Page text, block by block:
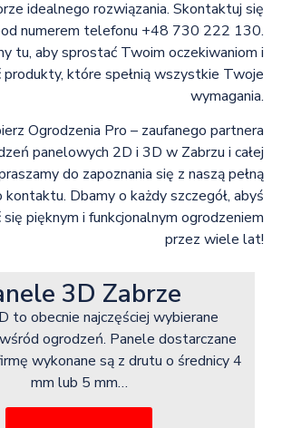
idealnego rozwiązania. Skontaktuj się
numerem telefonu +48 730 222 130.
tu, aby sprostać Twoim oczekiwaniom i
produkty, które spełnią wszystkie Twoje
wymagania.
Ogrodzenia Pro – zaufanego partnera
panelowych 2D i 3D w Zabrzu i całej
do zapoznania się z naszą pełną
Dbamy o każdy szczegół, abyś
się pięknym i funkcjonalnym ogrodzeniem
przez wiele lat!
3D Zabrze
to obecnie najczęściej wybierane
ogrodzeń. Panele dostarczane
wykonane są z drutu o średnicy 4
mm lub 5 mm…